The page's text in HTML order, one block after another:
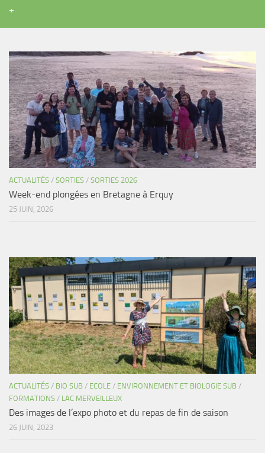
+
ACTUALITÉS / SORTIES / SORTIES 2026
Week-end plongées en Bretagne à Erquy
25 JUIN, 2026
ACTUALITÉS / BIO SUB / ECOLE / ENVIRONNEMENT ET BIOLOGIE SUB /
FORMATIONS / LAC MERVEILLEUX
Des images de l’expo photo et du repas de fin de saison
26 JUIN, 2023